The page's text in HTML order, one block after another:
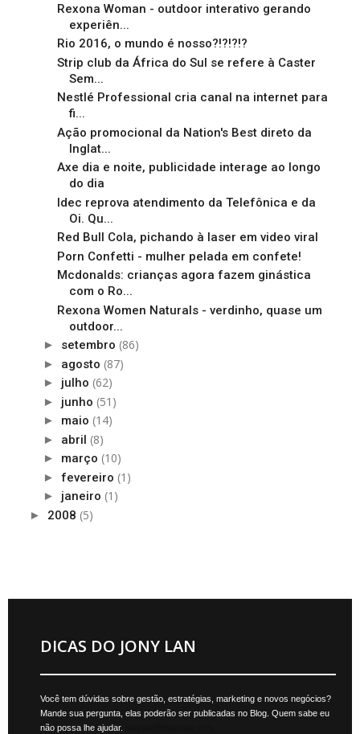
Rexona Woman - outdoor interativo gerando
experiên...
Rio 2016, o mundo é nosso?!?!?!?
Strip club da África do Sul se refere à Caster
Sem...
Nestlé Professional cria canal na internet para
fi...
Ação promocional da Nation's Best direto da
Inglat...
Axe dia e noite, publicidade interage ao longo
do dia
Idec reprova atendimento da Telefônica e da
Oi. Qu...
Red Bull Cola, pichando à laser em video viral
Porn Confetti - mulher pelada em confete!
Mcdonalds: crianças agora fazem ginástica
com o Ro...
Rexona Women Naturals - verdinho, quase um
outdoor...
► setembro (86)
► agosto (87)
► julho (62)
► junho (51)
► maio (14)
► abril (8)
► março (10)
► fevereiro (1)
► janeiro (1)
► 2008 (5)
DICAS DO JONY LAN
Você tem dúvidas sobre gestão, estratégias, marketing e novos negócios?
Mande sua pergunta, elas poderão ser publicadas no Blog. Quem sabe eu
não possa lhe ajudar.